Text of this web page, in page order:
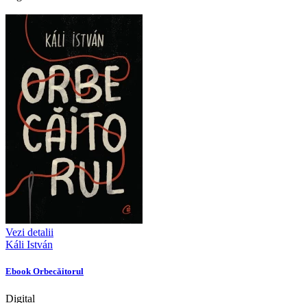
Vezi detalii
Káli István
Ebook Orbecăitorul
Digital